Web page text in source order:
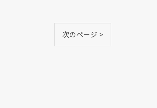
次のページ >